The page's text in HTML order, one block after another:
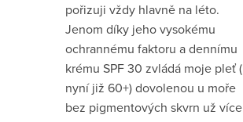
pořizuji vždy hlavně na léto.
Jenom díky jeho vysokému
ochrannému faktoru a dennímu
krému SPF 30 zvládá moje pleť (
nyní již 60+) dovolenou u moře
bez pigmentových skvrn už více